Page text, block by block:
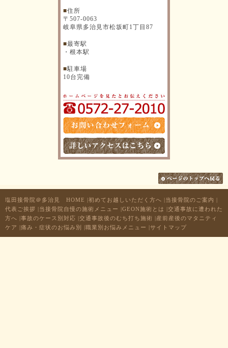
■住所
〒507-0063
岐阜県多治見市松坂町1丁目87
■最寄駅
・根本駅
■駐車場
10台完備
塩田接骨院＠多治見 HOME |初めてお越しいただく方へ |当接骨院のご案内 |
代表ご挨拶 |当接骨院自慢の施術メニュー |GEON施術とは |交通事故に遭われた
方へ |事故のケース別対応 |交通事故後のむち打ち施術 |産前産後のマタニティ
ケア |痛み・症状のお悩み別 |職業別お悩みメニュー |サイトマップ